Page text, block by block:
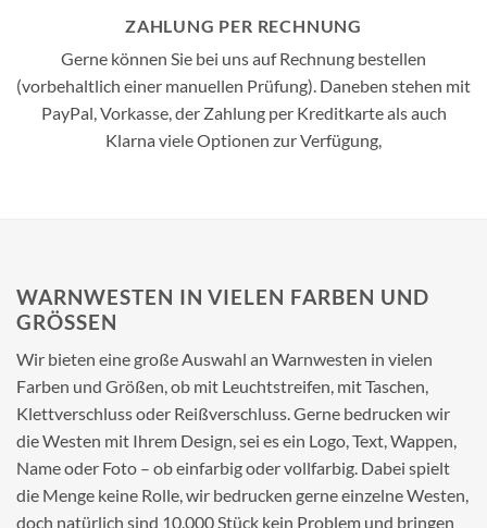
ZAHLUNG PER RECHNUNG
Gerne können Sie bei uns auf Rechnung bestellen
(vorbehaltlich einer manuellen Prüfung). Daneben stehen mit
PayPal, Vorkasse, der Zahlung per Kreditkarte als auch
Klarna viele Optionen zur Verfügung,
WARNWESTEN IN VIELEN FARBEN UND
GRÖSSEN
Wir bieten eine große Auswahl an Warnwesten in vielen
Farben und Größen, ob mit Leuchtstreifen, mit Taschen,
Klettverschluss oder Reißverschluss. Gerne bedrucken wir
die Westen mit Ihrem Design, sei es ein Logo, Text, Wappen,
Name oder Foto – ob einfarbig oder vollfarbig. Dabei spielt
die Menge keine Rolle, wir bedrucken gerne einzelne Westen,
doch natürlich sind 10.000 Stück kein Problem und bringen